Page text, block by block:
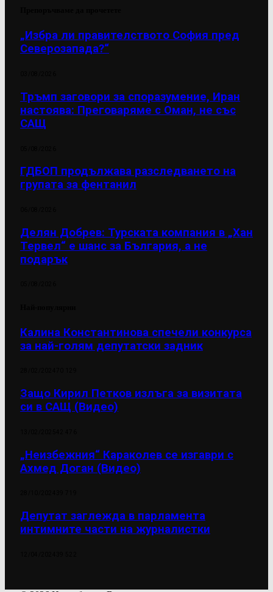
„Избра ли правителството София пред
Северозапада?“
Тръмп заговори за споразумение, Иран
настоява: Преговаряме с Оман, не със
САЩ
ГДБОП продължава разследването на
групата за фентанил
Делян Добрев: Турската компания в „Хан
Тервел“ е шанс за България, а не
подарък
Калина Константинова спечели конкурса
за най-голям депутатски задник
Защо Кирил Петков излъга за визитата
си в САЩ (Видео)
„Неизбежния“ Караколев се изгаври с
Ахмед Доган (Видео)
Депутат заглежда в парламента
интимните части на журналистки